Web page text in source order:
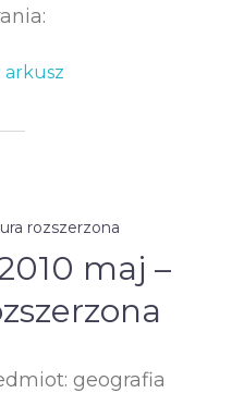
arkusz
rozszerzona
maj –
geografia